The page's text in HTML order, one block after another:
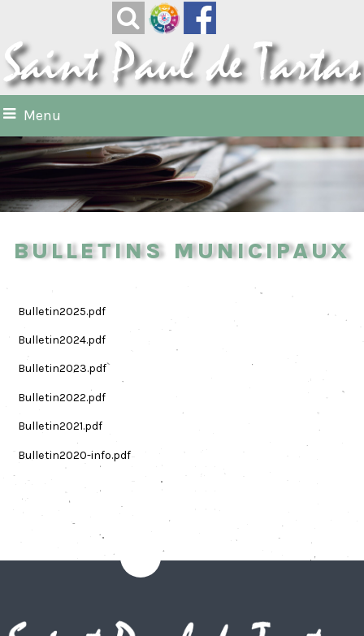
Menu
Bulletins municipaux
Bulletin2025.pdf
Bulletin2024.pdf
Bulletin2023.pdf
Bulletin2022.pdf
Bulletin2021.pdf
Bulletin2020-info.pdf